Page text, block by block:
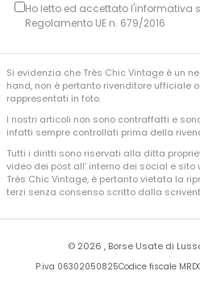
Ho letto ed accettato l'informativa
Regolamento UE n. 679/2016
Si evidenzia che Très Chic Vintage è un
hand, non è pertanto rivenditore ufficiale
rappresentati in foto.
I nostri articoli non sono contraffatti e
infatti sempre controllati prima della
Tutti i diritti sono riservati alla ditta
video dei post all’ interno dei social e
Très Chic Vintage, è pertanto vietata la
terzi senza consenso scritto dalla
© 2026 , Borse Usate di
P.iva 06302050825Codice fiscale